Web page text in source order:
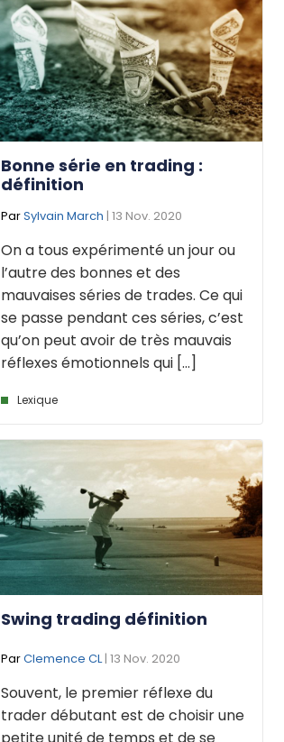
Bonne série en trading :
définition
ParSylvain March | 13 Nov. 2020
On a tous expérimenté un jour ou
l’autre des bonnes et des
mauvaises séries de trades. Ce qui
se passe pendant ces séries, c’est
qu’on peut avoir de très mauvais
réflexes émotionnels qui [...]
Lexique
Swing trading définition
ParClemence CL| 13 Nov. 2020
Souvent, le premier réflexe du
trader débutant est de choisir une